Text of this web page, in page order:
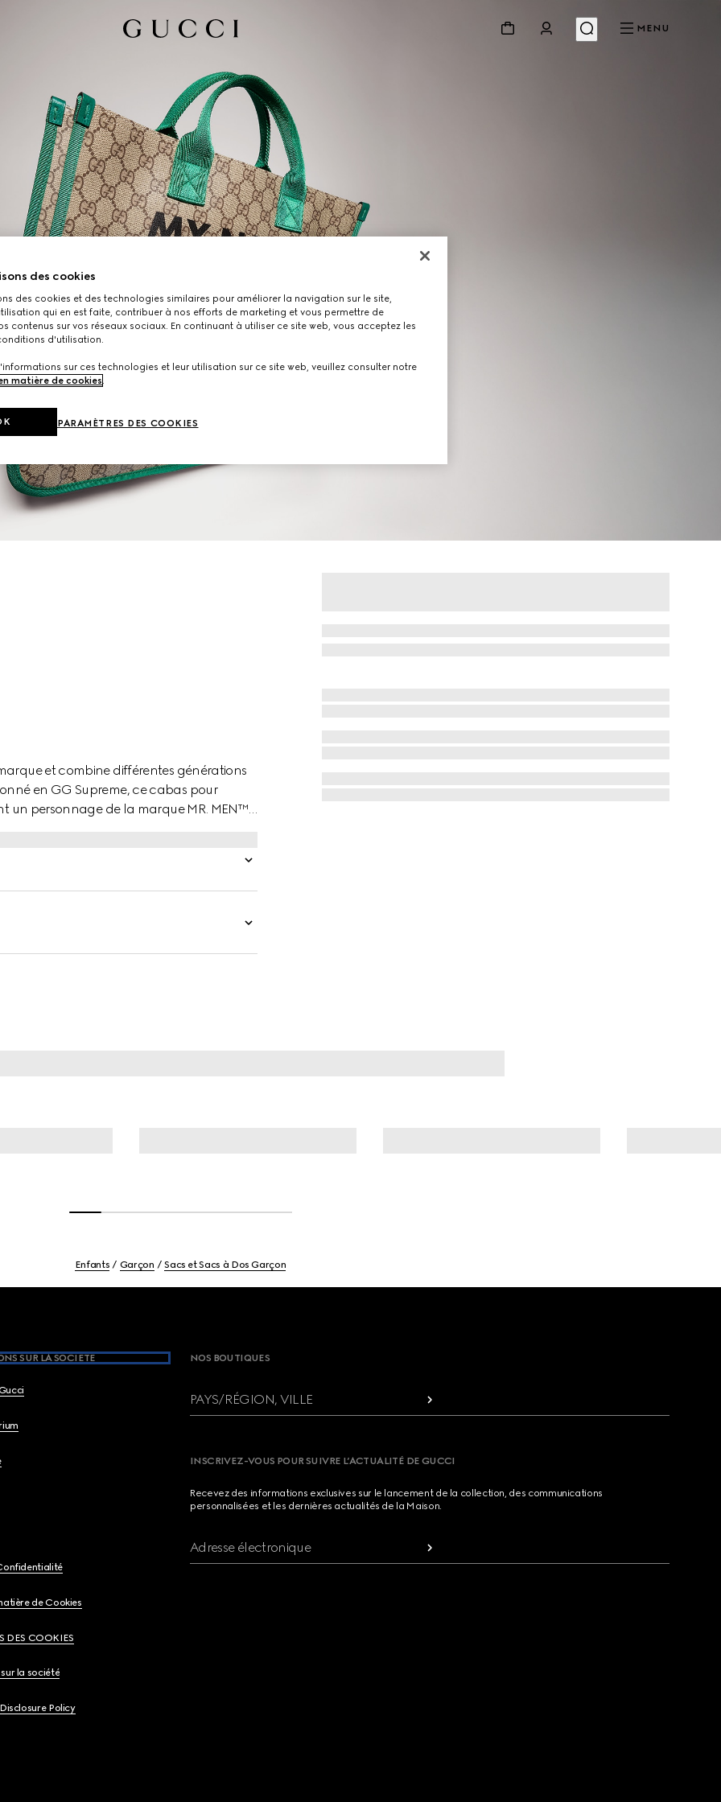
MENU
et combine différentes générations
en GG Supreme, ce cabas pour
un personnage de la marque MR. MEN™
Enfants Garçon Sacs et Sacs à Dos Garçon
SUR LA SOCIETE
de Cookies
DES COOKIES
la société
Policy
NOS BOUTIQUES
PAYS/RÉGION, VILLE
INSCRIVEZ-VOUS POUR SUIVRE L’ACTUALITÉ DE GUCCI
Recevez des informations exclusives sur le lancement de la collection, des communications
personnalisées et les dernières actualités de la Maison.
Adresse électronique
des cookies
des cookies et des technologies similaires pour améliorer la navigation sur le site,
qui en est faite, contribuer à nos efforts de marketing et vous permettre de
contenus sur vos réseaux sociaux. En continuant à utiliser ce site web, vous acceptez les
d'utilisation.
sur ces technologies et leur utilisation sur ce site web, veuillez consulter notre
matière de cookies
PARAMÈTRES DES COOKIES